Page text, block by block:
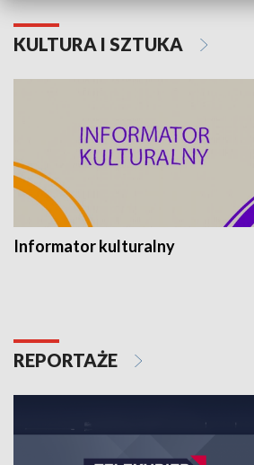
KULTURA I SZTUKA
Informator kulturalny
REPORTAŻE